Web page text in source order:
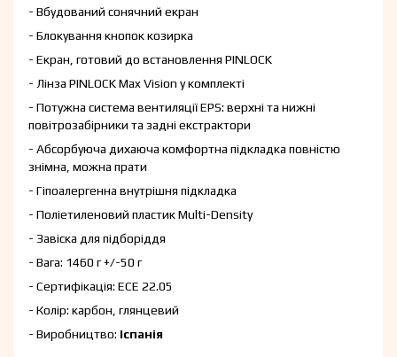
- Вбудований сонячний екран
- Блокування кнопок козирка
- Екран, готовий до встановлення PINLOCK
- Лінза PINLOCK Max Vision у комплекті
- Потужна система вентиляції EPS: верхні та нижні
повітрозабірники та задні екстрактори
- Абсорбуюча дихаюча комфортна підкладка повністю
знімна, можна прати
- Гіпоалергенна внутрішня підкладка
- Поліетиленовий пластик Multi-Density
- Завіска для підборіддя
- Вага: 1460 г +/-50 г
- Сертифікація: ECE 22.05
- Колір: карбон, глянцевий
- Виробництво: Іспанія